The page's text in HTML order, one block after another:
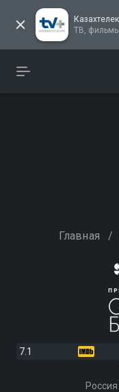
ТВ,
Главная /
7.1
Россия